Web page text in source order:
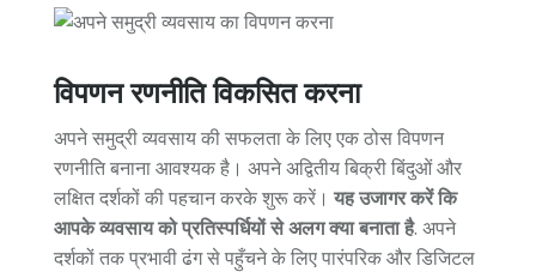
विपणन रणनीति विकसित करना
अपने समुद्री व्यवसाय की सफलता के लिए एक ठोस विपणन
रणनीति बनाना आवश्यक है। अपने अद्वितीय बिक्री बिंदुओं और
लक्षित दर्शकों की पहचान करके शुरू करें।यह उजागर करें कि
आपके व्यवसाय को प्रतिस्पर्धियों से अलग क्या बनाता है. अपने
दर्शकों तक प्रभावी ढंग से पहुँचने के लिए पारंपरिक और डिजिटल